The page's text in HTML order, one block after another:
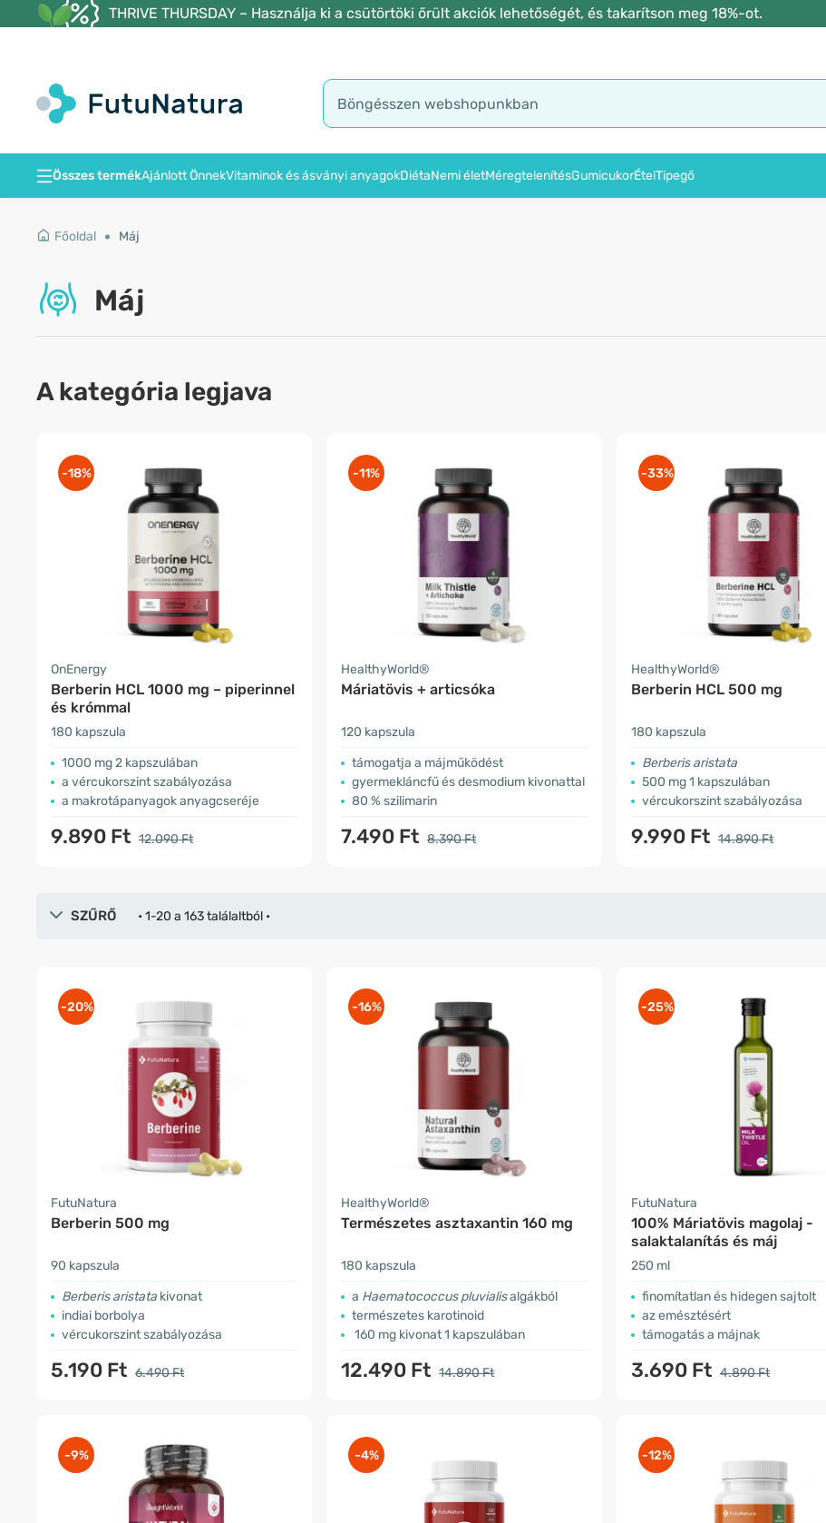
THRIVE THURSDAY – Használja ki a csütörtöki őrült akciók lehetőségét, és takarítson meg 18%-ot.
Összes termékAjánlott ÖnnekVitaminok és ásványi anyagokDiétaNemi életMéregtelenítésGumicukorÉtelTipegő
Főoldal Máj
Máj
A kategória legjava
-18%
OnEnergy
Berberin HCL 1000 mg – piperinnel
és krómmal
180 kapszula
1000 mg 2 kapszulában
a vércukorszint szabályozása
a makrotápanyagok anyagcseréje
9.890 Ft 12.090 Ft
-11%
HealthyWorld®
Máriatövis + articsóka
120 kapszula
támogatja a májműködést
gyermekláncfű és desmodium kivonattal
80 % szilimarin
7.490 Ft 8.390 Ft
-33%
HealthyWorld®
Berberin HCL 500 mg
180 kapszula
Berberis aristata
500 mg 1 kapszulában
vércukorszint szabályozása
9.990 Ft 14.890 Ft
SZŰRŐ • 1-20 a 163 találaltból •
-20%
FutuNatura
Berberin 500 mg
90 kapszula
Berberis aristata kivonat
indiai borbolya
vércukorszint szabályozása
5.190 Ft 6.490 Ft
-16%
HealthyWorld®
Természetes asztaxantin 160 mg
180 kapszula
a Haematococcus pluvialisalgákból
természetes karotinoid
160 mg kivonat 1 kapszulában
12.490 Ft 14.890 Ft
-25%
FutuNatura
100% Máriatövis magolaj -
salaktalanítás és máj
250 ml
finomítatlan és hidegen sajtolt
az emésztésért
támogatás a májnak
3.690 Ft 4.890 Ft
-9% -4% -12%